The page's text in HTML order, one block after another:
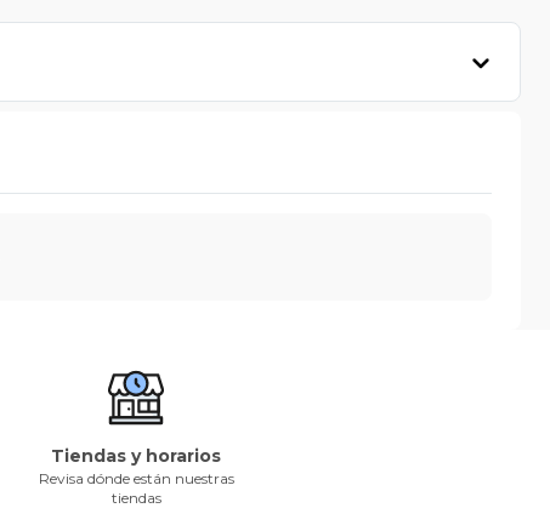
Tiendas y horarios
Revisa dónde están nuestras
tiendas